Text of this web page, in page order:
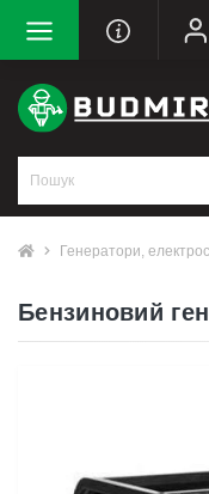
Генератори,
Бензиновий